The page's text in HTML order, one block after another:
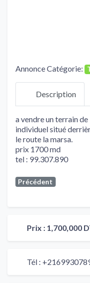
Annonce Catégorie:
Description
a vendre un terrain
individuel situé
le route la marsa.
prix 1700 md
tel : 99.307.890
Précédent
Prix : 1,700,000
Tél :